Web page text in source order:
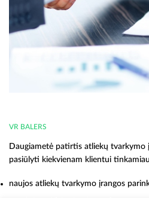
VR BALERS
Daugiametė patirtis atliekų tvarkymo
pasiūlyti kiekvienam klientui
naujos atliekų tvarkymo įrangos